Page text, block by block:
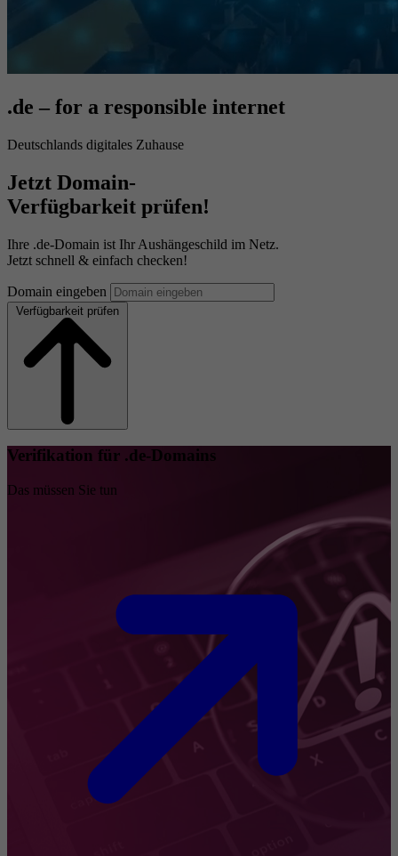
.de – for a responsible internet
Deutschlands digitales Zuhause
Jetzt Domain-
Verfügbarkeit prüfen!
Ihre .de-Domain ist Ihr Aushängeschild im Netz.
Jetzt schnell & einfach checken!
Domain eingeben
Verfügbarkeit prüfen
Verifikation für .de-Domains
Das müssen Sie tun